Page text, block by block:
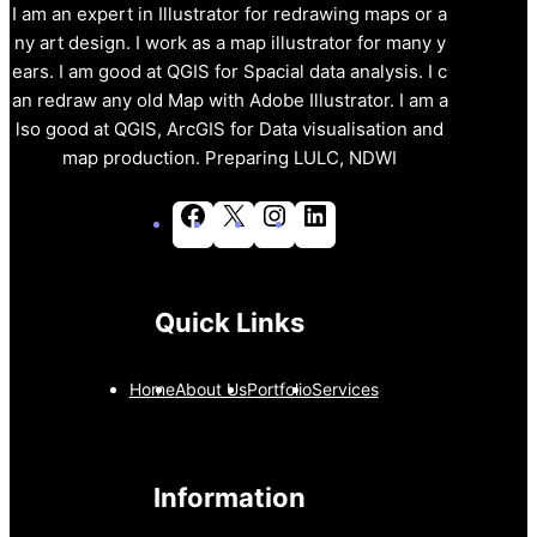
I am an expert in Illustrator for redrawing maps or a
ny art design. I work as a map illustrator for many y
ears. I am good at QGIS for Spacial data analysis. I c
an redraw any old Map with Adobe Illustrator. I am a
lso good at QGIS, ArcGIS for Data visualisation and
map production. Preparing LULC, NDWI
F
c
o
o
X
I
s
g
r
L
n
Quick Links
HomeAbout UsPortfolioServices
Information